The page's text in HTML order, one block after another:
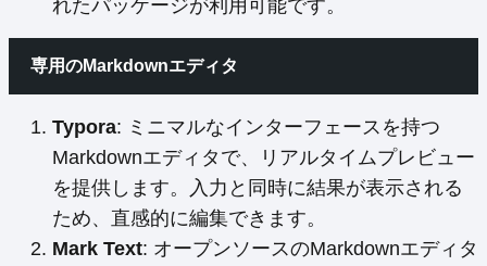
れたパッケージが利用可能です。
専用のMarkdownエディタ
Typora: ミニマルなインターフェースを持つ
Markdownエディタで、リアルタイムプレビュー
を提供します。入力と同時に結果が表示される
ため、直感的に編集できます。
Mark Text: オープンソースのMarkdownエディタ